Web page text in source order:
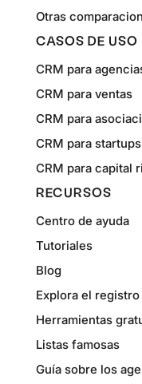
Otras
CASOS DE USO
CRM para
CRM para ventas
CRM para
CRM para startups
CRM para capital
RECURSOS
Centro de ayuda
Tutoriales
Blog
Explora el
Herramientas
Listas famosas
Guía sobre los